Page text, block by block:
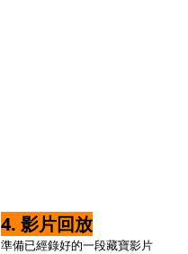
4. 影片回放
準備已經錄好的一段藏寶影片